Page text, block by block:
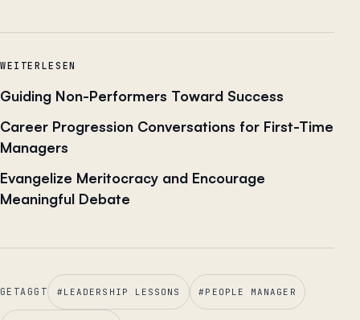
WEITERLESEN
Guiding Non-Performers Toward Success
Career Progression Conversations for First-Time
Managers
Evangelize Meritocracy and Encourage
Meaningful Debate
GETAGGT #LEADERSHIP LESSONS #PEOPLE MANAGER